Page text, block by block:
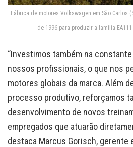
Fábrica de motores Volkswagen em São Carlos
de 1996 para produzir a família
“Investimos também na
nossos profissionais, o que nos
motores globais da marca. Além
processo produtivo, reforçamos
desenvolvimento de novos
empregados que atuarão
destaca Marcus Gorisch, gerente